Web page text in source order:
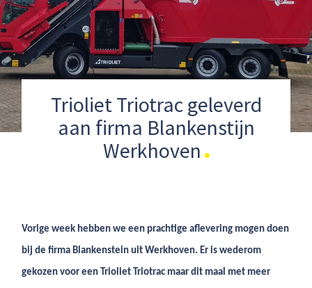
Trioliet Triotrac geleverd
aan firma Blankenstijn
Werkhoven
Vorige week hebben we een prachtige aflevering mogen doen
bij de firma Blankenstein uit Werkhoven. Er is wederom
gekozen voor een Trioliet Triotrac maar dit maal met meer